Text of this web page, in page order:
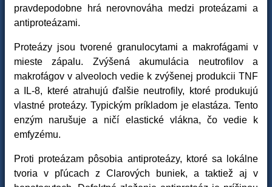
pravdepodobne hrá nerovnováha medzi proteázami a
antiproteázami.
Proteázy jsou tvorené granulocytami a makrofágami v
mieste zápalu. Zvýšená akumulácia neutrofilov a
makrofágov v alveoloch vedie k zvýšenej produkcii TNF
a IL-8, které atrahujú ďalšie neutrofily, ktoré produkujú
vlastné proteázy. Typickým príkladom je elastáza. Tento
enzým narušuje a ničí elastické vlákna, čo vedie k
emfyzému.
Proti proteázam pôsobia antiproteázy, ktoré sa lokálne
tvoria v pľúcach z Clarových buniek, a taktiež aj v